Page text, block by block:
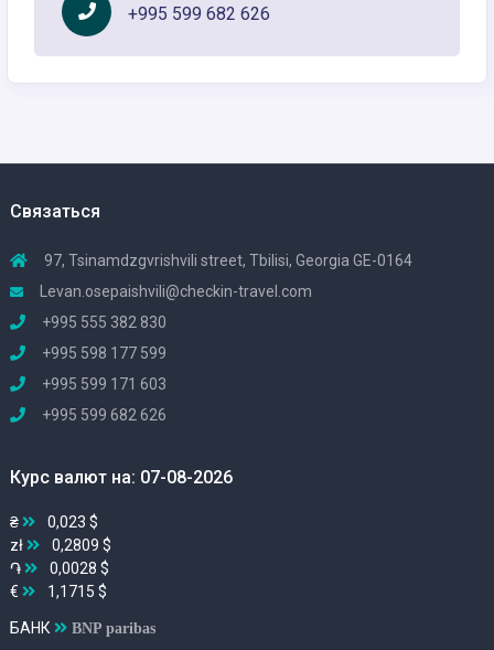
+995 599 682 626
Связаться
97, Tsinamdzgvrishvili street, Tbilisi, Georgia GE-0164
Levan.osepaishvili@checkin-travel.com
+995 555 382 830
+995 598 177 599
+995 599 171 603
+995 599 682 626
Курс валют на: 07-08-2026
₴
0,023 $
zł
0,2809 $
֏
0,0028 $
€
1,1715 $
БАНК BNP paribas